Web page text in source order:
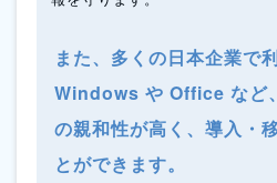
また、多くの日本企業で
Windows や Office など、
の親和性が高く、導入・
とができます。